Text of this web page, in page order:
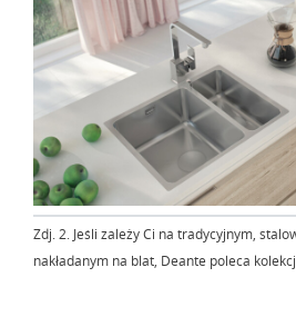
Zdj. 2. Jeśli zależy Ci na tradycyjnym,
nakładanym na blat, Deante poleca